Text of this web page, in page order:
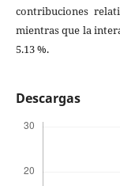
contribuciones
mientras que la
5.13 %.
Descargas